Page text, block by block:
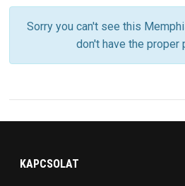
Sorry you can't see this
don't have the proper
KAPCSOLAT